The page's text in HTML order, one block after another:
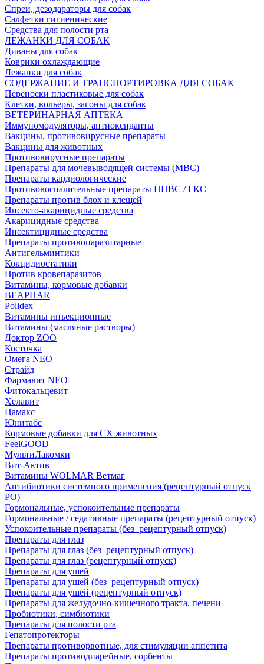
Спреи, дезодараторы для собак
Салфетки гигиенические
Средства для полости рта
ЛЕЖАНКИ ДЛЯ СОБАК
Диваны для собак
Коврики охлаждающие
Лежанки для собак
СОДЕРЖАНИЕ И ТРАНСПОРТИРОВКА ДЛЯ СОБАК
Переноски пластиковые для собак
Клетки, вольеры, загоны для собак
ВЕТЕРИНАРНАЯ АПТЕКА
Иммуномодуляторы, антиоксиданты
Вакцины, противовирусные препараты
Вакцины для животных
Противовирусные препараты
Препараты для мочевыводящей системы (МВС)
Препараты кардиологические
Противовоспалительные препараты НПВС / ГКС
Препараты против блох и клещей
Инсекто-акарицидные средства
Акарицидные средства
Инсектицидные средства
Препараты противопаразитарные
Антигельминтики
Кокцидиостатики
Против кровепаразитов
Витамины, кормовые добавки
BEAPHAR
Polidex
Витамины инъекционные
Витамины (масляные растворы)
Доктор ZOO
Косточка
Омега NEO
Страйд
Фармавит NEO
Фитокальцевит
Хелавит
Цамакс
Юнитабс
Кормовые добавки для СХ животных
FeelGOOD
МультиЛакомки
Вит-Актив
Витамины WOLMAR Ветмаг
Антибиотики системного применения (рецептурный отпуск
РО)
Гормональные, успокоительные препараты
Гормональные / седативные препараты (рецептурный отпуск)
Успокоительные препараты (без_рецептурный отпуск)
Препараты для глаз
Препараты для глаз (без_рецептурный отпуск)
Препараты для глаз (рецептурный отпуск)
Препараты для ушей
Препараты для ушей (без_рецептурный отпуск)
Препараты для ушей (рецептурный отпуск)
Препараты для желудочно-кишечного тракта, печени
Пробиотики, симбиотики
Препараты для полости рта
Гепатопротекторы
Препараты противорвотные, для стимуляции аппетита
Препараты противодиарейные, сорбенты